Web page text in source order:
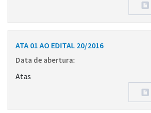
ATA 01 AO EDITAL 20/2016
Data de abertura:
Atas